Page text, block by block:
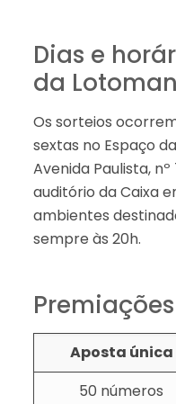
Dias e
da
Os sorteios
sextas no Espaço
Avenida Paulista,
auditório da Caixa
ambientes
sempre às 20h.
Aposta única
50 números